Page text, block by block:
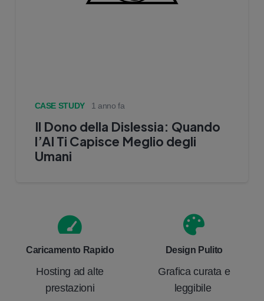
CASE STUDY 1 anno fa
Il Dono della Dislessia: Quando
l’AI Ti Capisce Meglio degli
Umani
Caricamento Rapido
Hosting ad alte
prestazioni
Design Pulito
Grafica curata e
leggibile